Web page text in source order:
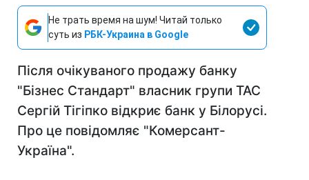
Не трать время на шум! Читай только
суть из РБК-Украина в Google
Після очікуваного продажу банку
"Бізнес Стандарт" власник групи ТАС
Сергій Тігіпко відкриє банк у Білорусі.
Про це повідомляє "Комерсант-
Україна".